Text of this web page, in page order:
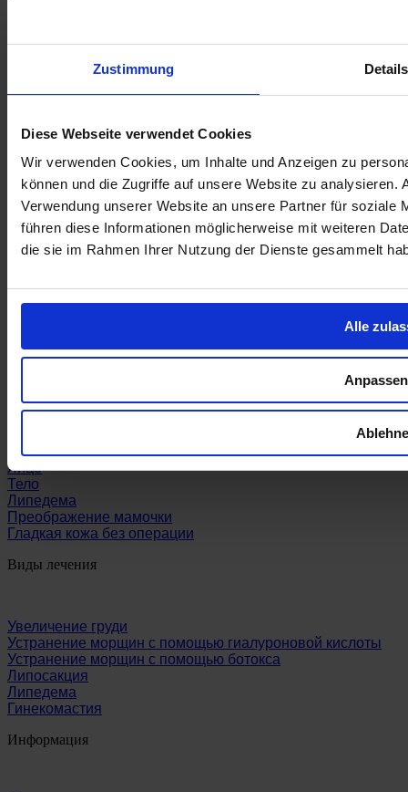
Zustimmung Details
Diese Webseite verwendet Cookies
Wir verwenden Cookies, um Inhalte und Anzeigen zu
können und die Zugriffe auf unsere Website zu analysieren.
Verwendung unserer Website an unsere Partner für soziale
führen diese Informationen möglicherweise mit weiteren
die sie im Rahmen Ihrer Nutzung der Dienste gesammelt
Alle
Anpassen
Грудь
Лицо
Тело
Липедема
Преображение мамочки
Гладкая кожа без операции
Виды лечения
Увеличение груди
Устранение морщин с помощью гиалуроновой кислоты
Устранение морщин с помощью ботокса
Липосакция
Липедема
Гинекомастия
Информация